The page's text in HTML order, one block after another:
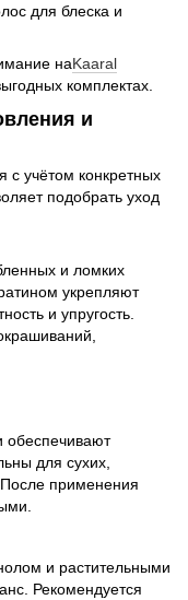
для блеска и
наKaaral
комплектах.
и
с учётом конкретных
подобрать уход
и ломких
укрепляют
и упругость.
обеспечивают
для сухих,
применения
и растительными
Рекомендуется